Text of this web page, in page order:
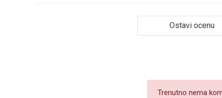
Ostavi ocenu
Trenutno nema